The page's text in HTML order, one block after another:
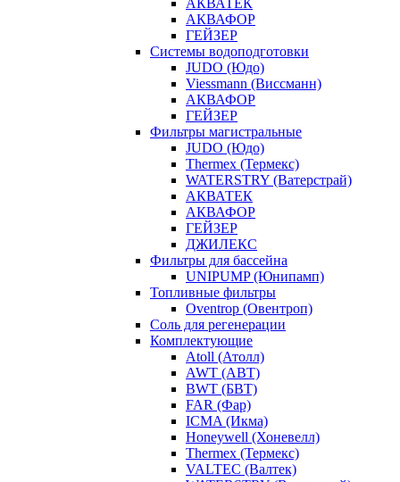
АКВАТЕК
АКВАФОР
ГЕЙЗЕР
Системы водоподготовки
JUDO (Юдо)
Viessmann (Виссманн)
АКВАФОР
ГЕЙЗЕР
Фильтры магистральные
JUDO (Юдо)
Thermex (Термекс)
WATERSTRY (Ватерстрай)
АКВАТЕК
АКВАФОР
ГЕЙЗЕР
ДЖИЛЕКС
Фильтры для бассейна
UNIPUMP (Юнипамп)
Топливные фильтры
Oventrop (Овентроп)
Соль для регенерации
Комплектующие
Atoll (Атолл)
AWT (АВТ)
BWT (БВТ)
FAR (Фар)
ICMA (Икма)
Honeywell (Хоневелл)
Thermex (Термекс)
VALTEC (Валтек)